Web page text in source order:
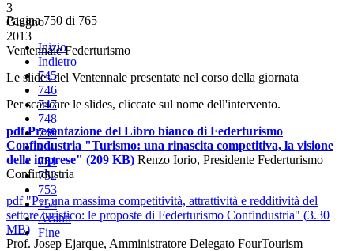
3
Giugno
2013
Ventennale Federturismo
Le slides del Ventennale presentate nel corso della giornata
Per scaricare le slides, cliccate sul nome dell'intervento.
pdfPresentazione del Libro bianco di Federturismo
Confindustria "Turismo: una rinascita competitiva, la visione
delle imprese" (209 KB) Renzo Iorio, Presidente Federturismo
Confindustria
pdf"Per una massima competitività, attrattività e redditività del
settore turistico: le proposte di Federturismo Confindustria" (3.30
MB)
Prof. Josep Ejarque, Amministratore Delegato FourTourism
Pagina 750 di 765
Inizio
Indietro
745
746
747
748
749
750
751
752
753
754
Avanti
Fine